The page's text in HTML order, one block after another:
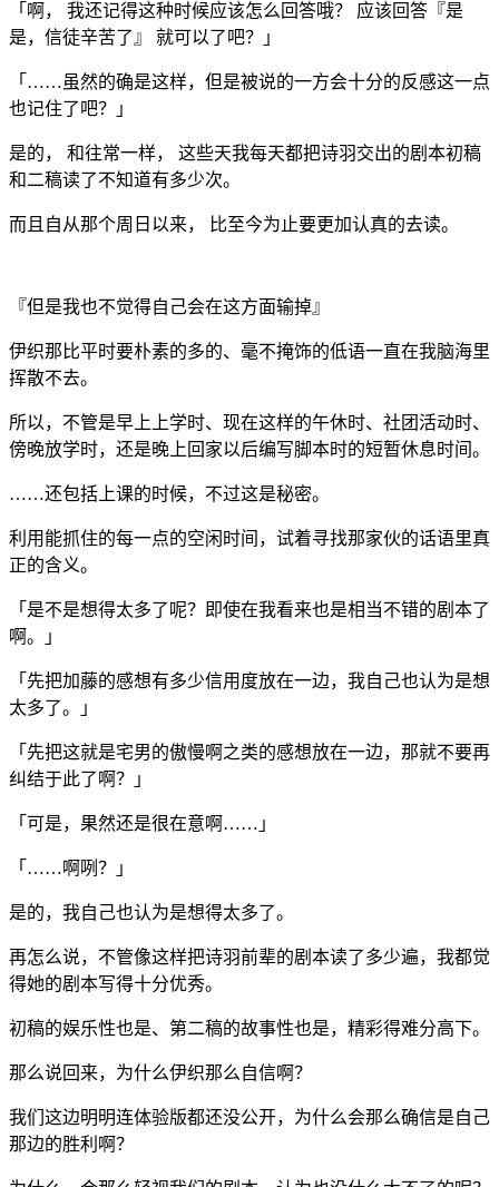
「啊， 我还记得这种时候应该怎么回答哦？ 应该回答『是
是，信徒辛苦了』 就可以了吧？」
「……虽然的确是这样，但是被说的一方会十分的反感这一点
也记住了吧？」
是的， 和往常一样， 这些天我每天都把诗羽交出的剧本初稿
和二稿读了不知道有多少次。
而且自从那个周日以来， 比至今为止要更加认真的去读。
『但是我也不觉得自己会在这方面输掉』
伊织那比平时要朴素的多的、毫不掩饰的低语一直在我脑海里
挥散不去。
所以，不管是早上上学时、现在这样的午休时、社团活动时、
傍晚放学时，还是晚上回家以后编写脚本时的短暂休息时间。
……还包括上课的时候，不过这是秘密。
利用能抓住的每一点的空闲时间，试着寻找那家伙的话语里真
正的含义。
「是不是想得太多了呢？即使在我看来也是相当不错的剧本了
啊。」
「先把加藤的感想有多少信用度放在一边，我自己也认为是想
太多了。」
「先把这就是宅男的傲慢啊之类的感想放在一边，那就不要再
纠结于此了啊？」
「可是，果然还是很在意啊……」
「……啊咧？」
是的，我自己也认为是想得太多了。
再怎么说，不管像这样把诗羽前辈的剧本读了多少遍，我都觉
得她的剧本写得十分优秀。
初稿的娱乐性也是、第二稿的故事性也是，精彩得难分高下。
那么说回来，为什么伊织那么自信啊？
我们这边明明连体验版都还没公开，为什么会那么确信是自己
那边的胜利啊？